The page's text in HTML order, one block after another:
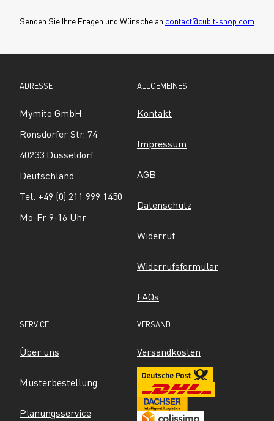
Senden Sie Ihre Fragen und Wünsche an contact@cubit-shop.com
ADRESSE
Mymito GmbH
Ronsdorfer Str. 74
40233 Düsseldorf
Deutschland
Tel. +49 (0) 211 999 1450
Mo-Fr 9-16 Uhr
ALLGEMEINES
Kontakt
Impressum
AGB
Datenschutz
Widerruf
Widerrufsformular
FAQs
SERVICE
Über uns
Musterbestellung
Planungsservice
VERSAND
Versandkosten